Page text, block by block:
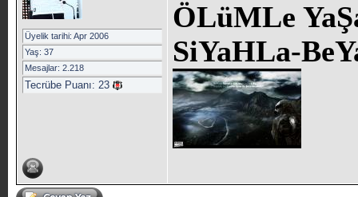
Üyelik tarihi: Apr 2006
Yaş: 37
Mesajlar: 2.218
Tecrübe Puanı: 23
ÖLüMLe
SiYaHLa-